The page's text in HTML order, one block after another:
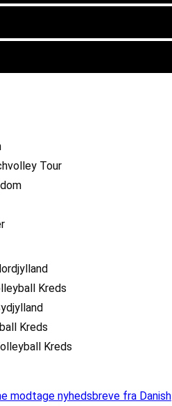
Tour
Kreds
Kreds
Kreds
modtage nyhedsbreve fra Danish